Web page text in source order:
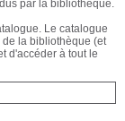
par la bibliothèque.
Le catalogue
de la bibliothèque (et
d'accéder à tout le